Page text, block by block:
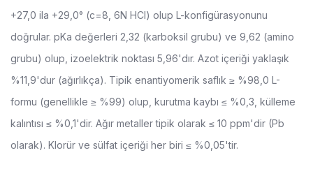
+27,0 ila +29,0° (c=8, 6N HCl) olup L-konfigürasyonunu
doğrular. pKa değerleri 2,32 (karboksil grubu) ve 9,62 (amino
grubu) olup, izoelektrik noktası 5,96'dır. Azot içeriği yaklaşık
%11,9'dur (ağırlıkça). Tipik enantiyomerik saflık ≥ %98,0 L-
formu (genellikle ≥ %99) olup, kurutma kaybı ≤ %0,3, külleme
kalıntısı ≤ %0,1'dir. Ağır metaller tipik olarak ≤ 10 ppm'dir (Pb
olarak). Klorür ve sülfat içeriği her biri ≤ %0,05'tir.